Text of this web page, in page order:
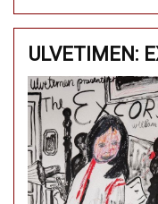
ULVETIMEN: